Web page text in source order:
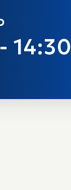
14:30